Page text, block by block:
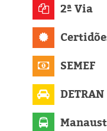
2ª Via
SEMEF
DETRAN